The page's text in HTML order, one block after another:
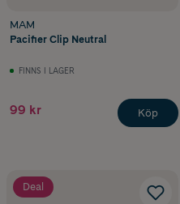
MAM
Pacifier Clip Neutral
FINNS I LAGER
99 kr Köp
Deal